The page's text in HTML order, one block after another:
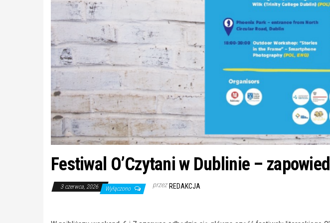
Festiwal O’Czytani w Dublinie –
3 czerwca, 2026 Wyłączono przez REDAKCJA